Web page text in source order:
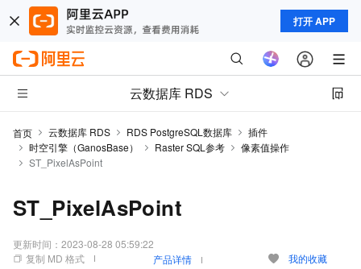
打开 APP
云数据库 RDS
首页 云数据库 RDS RDS PostgreSQL数据库
插件
时空引擎（GanosBase）
Raster SQL参考
像素值操作
ST_PixelAsPoint
ST_PixelAsPoint
更新时间： 2023-08-28 05:59:22
复制 MD 格式
产品详情 我的收藏